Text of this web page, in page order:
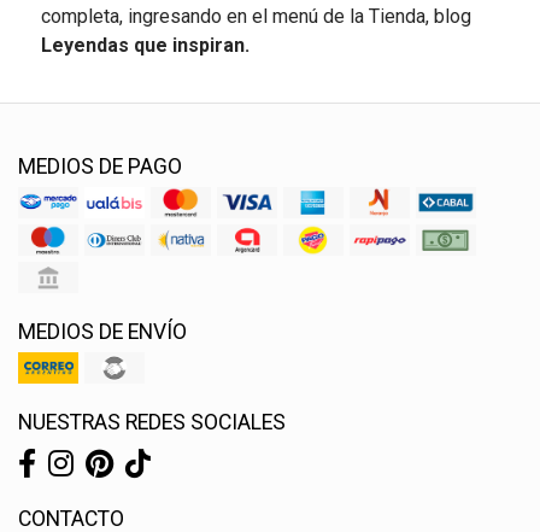
completa, ingresando en el menú de la Tienda, blog
Leyendas que inspiran.
MEDIOS DE PAGO
MEDIOS DE ENVÍO
NUESTRAS REDES SOCIALES
CONTACTO